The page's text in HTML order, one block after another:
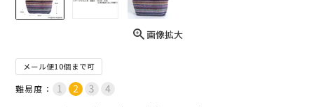
画像拡大
メール便10個まで可
難易度：